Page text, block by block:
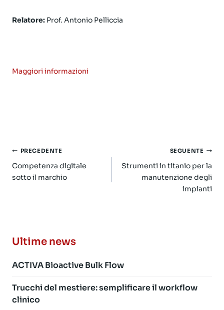
Relatore: Prof. Antonio Pelliccia
Maggiori informazioni
Navigazione
articoli
PRECEDENTE
Competenza digitale
sotto il marchio
SEGUENTE
Strumenti in titanio per la
manutenzione degli
impianti
Ultime news
ACTIVA Bioactive Bulk Flow
Trucchi del mestiere: semplificare il workflow
clinico